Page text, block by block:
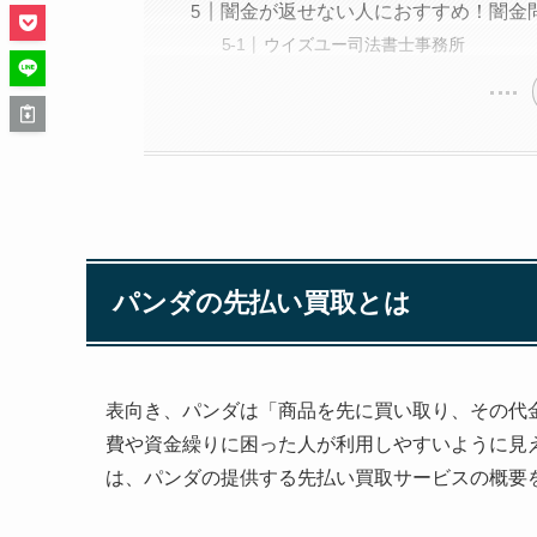
闇金が返せない人におすすめ！闇金
ウイズユー司法書士事務所
パンダの先払い買取とは
表向き、パンダは「商品を先に買い取り、その
費や資金繰りに困った人が利用しやすいように
は、パンダの提供する先払い買取サービスの概要